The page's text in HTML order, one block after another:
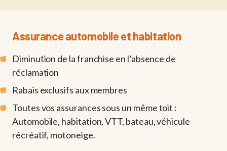
Assurance automobile et habitation
Diminution de la franchise en l’absence de
réclamation
Rabais exclusifs aux membres
Toutes vos assurances sous un même toit :
Automobile, habitation, VTT, bateau, véhicule
récréatif, motoneige.